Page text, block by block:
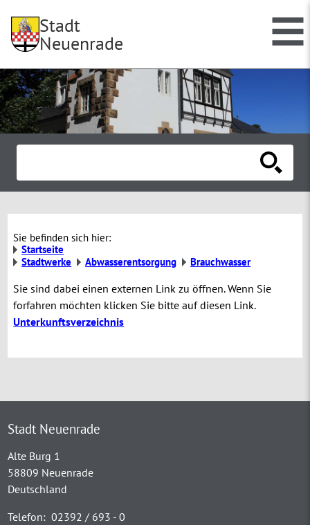
Stadt
Neuenrade
Sie befinden sich hier:
Startseite
Stadtwerke
Abwasserentsorgung Brauchwasser
Sie sind dabei einen externen Link zu öffnen. Wenn Sie
forfahren möchten klicken Sie bitte auf diesen Link.
Unterkunftsverzeichnis
Stadt Neuenrade
Alte Burg 1
58809 Neuenrade
Deutschland
Telefon: 02392 / 693 - 0